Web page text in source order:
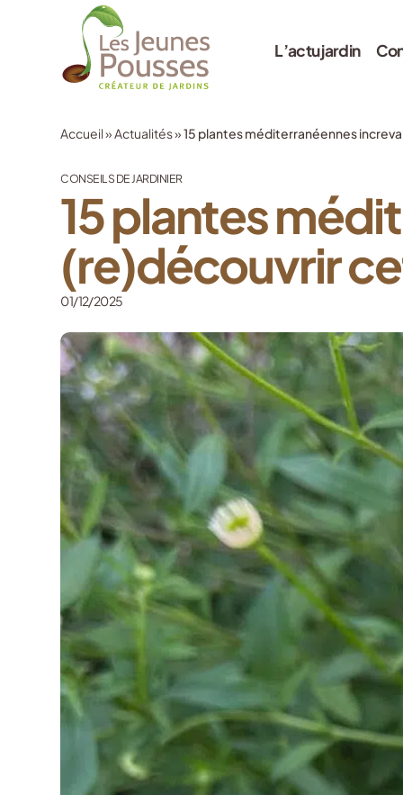
L’actu jardin
Accueil»Actualités»15 plantes méditerranéennes
CONSEILS DE JARDINIER
15 plantes
(re)découvrir
01/12/2025